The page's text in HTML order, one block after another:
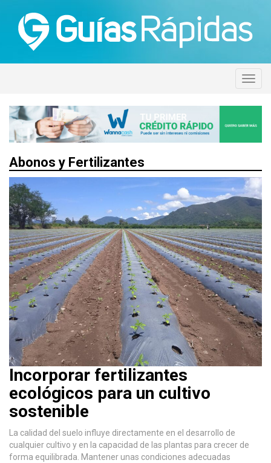
Abonos y Fertilizantes
Incorporar fertilizantes
ecológicos para un cultivo
sostenible
La calidad del suelo influye directamente en el desarrollo de
cualquier cultivo y en la capacidad de las plantas para crecer de
forma equilibrada. Mantener unas condiciones adecuadas